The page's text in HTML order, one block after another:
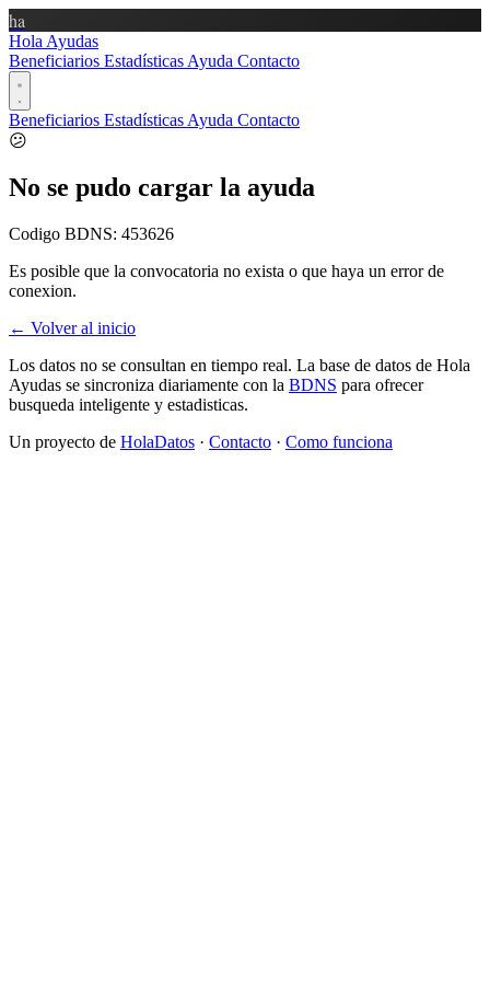
ha
Hola Ayudas
Beneficiarios Estadísticas Ayuda Contacto
Beneficiarios Estadísticas Ayuda Contacto
😕
No se pudo cargar la ayuda
Codigo BDNS: 453626
Es posible que la convocatoria no exista o que haya un error de
conexion.
← Volver al inicio
Los datos no se consultan en tiempo real. La base de datos de Hola
Ayudas se sincroniza diariamente con la BDNS para ofrecer
busqueda inteligente y estadisticas.
Un proyecto de HolaDatos · Contacto · Como funciona